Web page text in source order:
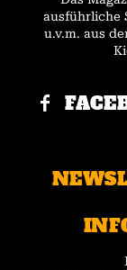
ausführliche
u.v.m. aus